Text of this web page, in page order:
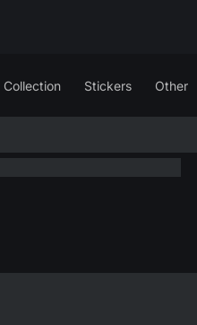
Collection Stickers Other